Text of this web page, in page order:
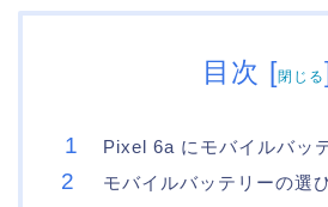
目次 [閉じる]
Pixel 6a にモバイルバッ
モバイルバッテリーの選